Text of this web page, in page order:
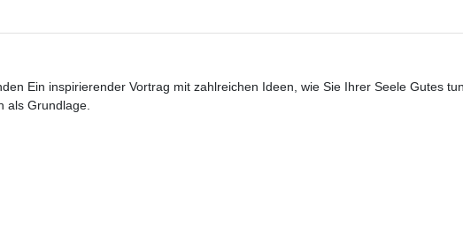
Ein inspirierender Vortrag mit zahlreichen Ideen, wie Sie Ihrer Seele Gutes
als Grundlage.